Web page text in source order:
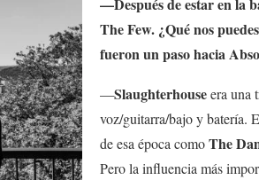
The Few. ¿Qué nos
fueron un paso hacia
—Slaughterhouseera una
voz/guitarra/bajo y batería.
de esa época comoThe
Pero la influencia más